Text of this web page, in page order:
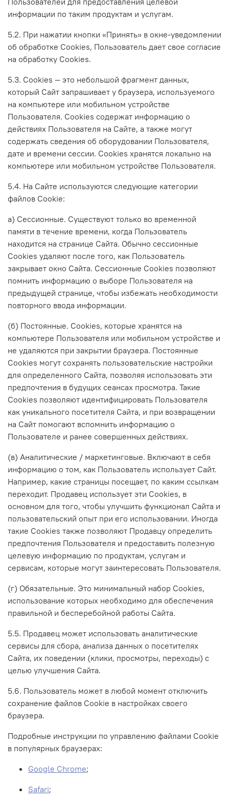
информации по таким продуктам и услугам.
5.2. При нажатии кнопки «Принять» в окне-уведомлении
об обработке Cookies, Пользователь дает свое согласие
на обработку Сookies.
5.3. Сookies — это небольшой фрагмент данных,
который Сайт запрашивает у браузера, используемого
на компьютере или мобильном устройстве
Пользователя. Cookies содержат информацию о
действиях Пользователя на Сайте, а также могут
содержать сведения об оборудовании Пользователя,
дате и времени сессии. Сookies хранятся локально на
компьютере или мобильном устройстве Пользователя.
5.4. На Сайте используются следующие категории
файлов Cookie:
а) Сессионные. Существуют только во временной
памяти в течение времени, когда Пользователь
находится на странице Сайта. Обычно сессионные
Cookies удаляют после того, как Пользователь
закрывает окно Сайта. Сессионные Cookies позволяют
помнить информацию о выборе Пользователя на
предыдущей странице, чтобы избежать необходимости
повторного ввода информации.
(б) Постоянные. Сookies, которые хранятся на
компьютере Пользователя или мобильном устройстве и
не удаляются при закрытии браузера. Постоянные
Сookies могут сохранять пользовательские настройки
для определенного Сайта, позволяя использовать эти
предпочтения в будущих сеансах просмотра. Такие
Cookies позволяют идентифицировать Пользователя
как уникального посетителя Сайта, и при возвращении
на Сайт помогают вспомнить информацию о
Пользователе и ранее совершенных действиях.
(в) Аналитические / маркетинговые. Включают в себя
информацию о том, как Пользователь использует Сайт.
Например, какие страницы посещает, по каким ссылкам
переходит. Продавец использует эти Cookies, в
основном для того, чтобы улучшить функционал Сайта и
пользовательский опыт при его использовании. Иногда
такие Cookies также позволяют Продавцу определить
предпочтения Пользователя и предоставить полезную
целевую информацию по продуктам, услугам и
сервисам, которые могут заинтересовать Пользователя.
(г) Обязательные. Это минимальный набор Cookies,
использование которых необходимо для обеспечения
правильной и бесперебойной работы Сайта.
5.5. Продавец может использовать аналитические
сервисы для сбора, анализа данных о посетителях
Сайта, их поведении (клики, просмотры, переходы) с
целью улучшения Сайта.
5.6. Пользователь может в любой момент отключить
сохранение файлов Cookie в настройках своего
браузера.
Подробные инструкции по управлению файлами Cookie
в популярных браузерах:
Google Chrome;
Safari;